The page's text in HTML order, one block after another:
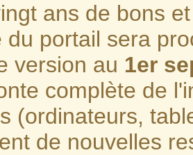
ans de bons
du portail sera
version au 1er
complète de
(ordinateurs,
de nouvelles